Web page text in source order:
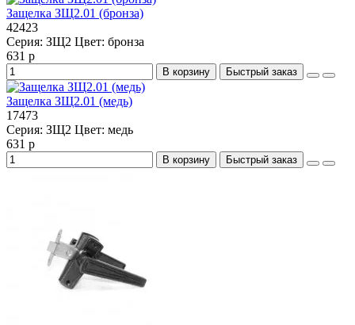
Защелка ЗЩ2.01 (бронза)
42423
Серия: ЗЩ2 Цвет: бронза
631 р
В корзину Быстрый заказ
Защелка ЗЩ2.01 (медь)
17473
Серия: ЗЩ2 Цвет: медь
631 р
В корзину Быстрый заказ